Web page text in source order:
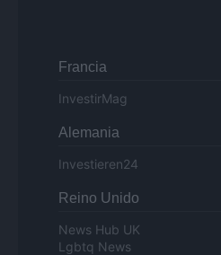
Francia
InvestirMag
Alemania
Investieren24
Reino Unido
News Hub UK
Lgbtq News